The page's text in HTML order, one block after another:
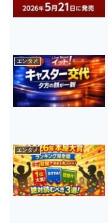
エンタメ
エンタメ